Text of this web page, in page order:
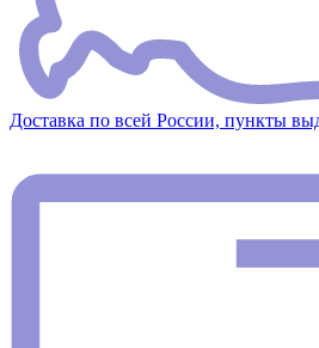
Доставка по всей России, пункты